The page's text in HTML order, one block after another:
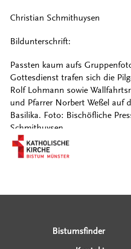
Christian Schmithuysen
Bildunterschrift:
Passten kaum aufs
Gottesdienst trafen sich die
Rolf Lohmann sowie
und Pfarrer Norbert Weßel auf
Basilika. Foto: Bischöfliche
Schmithuysen
Bistumsfinder